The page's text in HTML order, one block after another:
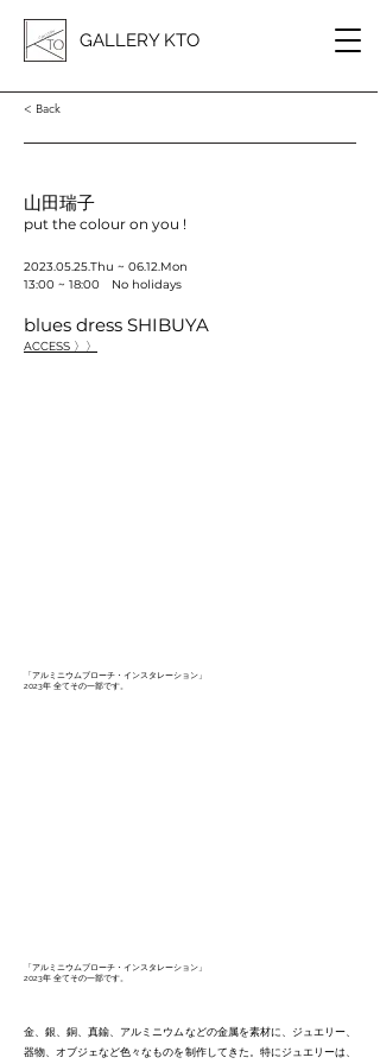
GALLERY KTO
< Back
山田瑞子
put the colour on you !
2023.05.25.Thu ~ 06.12.Mon
13:00 ~ 18:00 No holidays
blues dress SHIBUYA
ACCESS 〉〉
「アルミニウムブローチ・インスタレーション」
2023年 全てその一部です。
「アルミニウムブローチ・インスタレーション」
2023年 全てその一部です。
金、銀、銅、真鍮、アルミニウムなどの金属を素材に、ジュエリー、
器物、オブジェなど色々なものを制作してきた。特にジュエリーは、